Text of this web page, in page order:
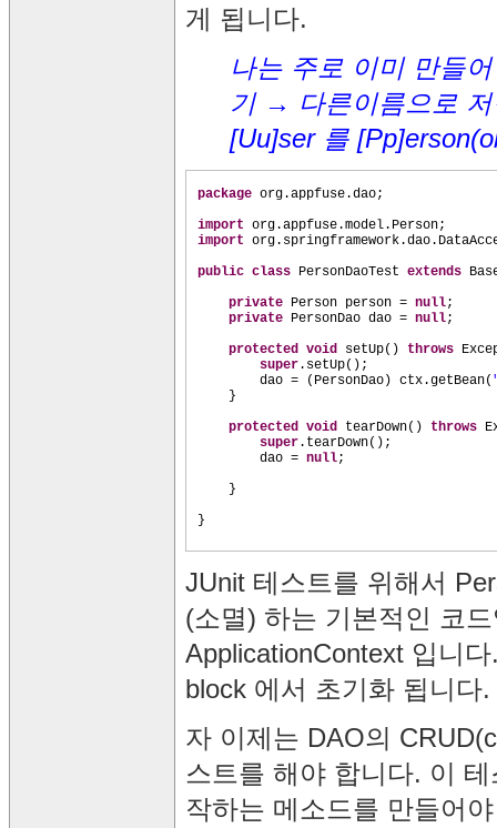
게 됩니다.
나는 주로 이미 만들
기 → 다른이름으로 저
[Uu]ser 를
package org.appfuse.dao;
import org.appfuse.model.Person;
import
public class PersonDaoTest extends
private Person person = null;
private PersonDao dao = null;
protected void setUp() throws
super.setUp() ;
dao =
( PersonDao ) ctx.getBean(
}
protected void tearDown() throws
super.tearDown() ;
dao = null;
}
}
JUnit 테스트를 위해서
(소멸) 하는 기본적인 코
ApplicationContext 입니
block 에서 초기화 됩니다.
자 이제는 DAO의
스트를 해야 합니다. 이
작하는 메소드를 만들어